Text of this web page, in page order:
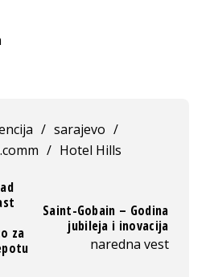
/ sarajevo /
/ Hotel Hills
za
Saint-Gobain – Godina
jubileja i inovacija
naredna vest